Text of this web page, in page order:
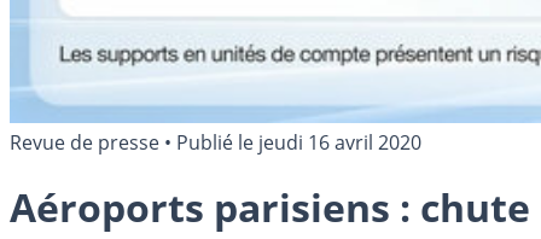
Revue de presse • Publié le jeudi 16 avril 2020
Aéroports parisiens : chute